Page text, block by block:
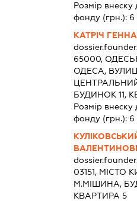
Розмір внеску
фонду (грн.): 6
КАТРІЧ
65000,
ОДЕСА,
БУДИНОК 11,
Розмір внеску
фонду (грн.): 6
03151, МІСТО
М.МІШИНА,
КВАРТИРА 5